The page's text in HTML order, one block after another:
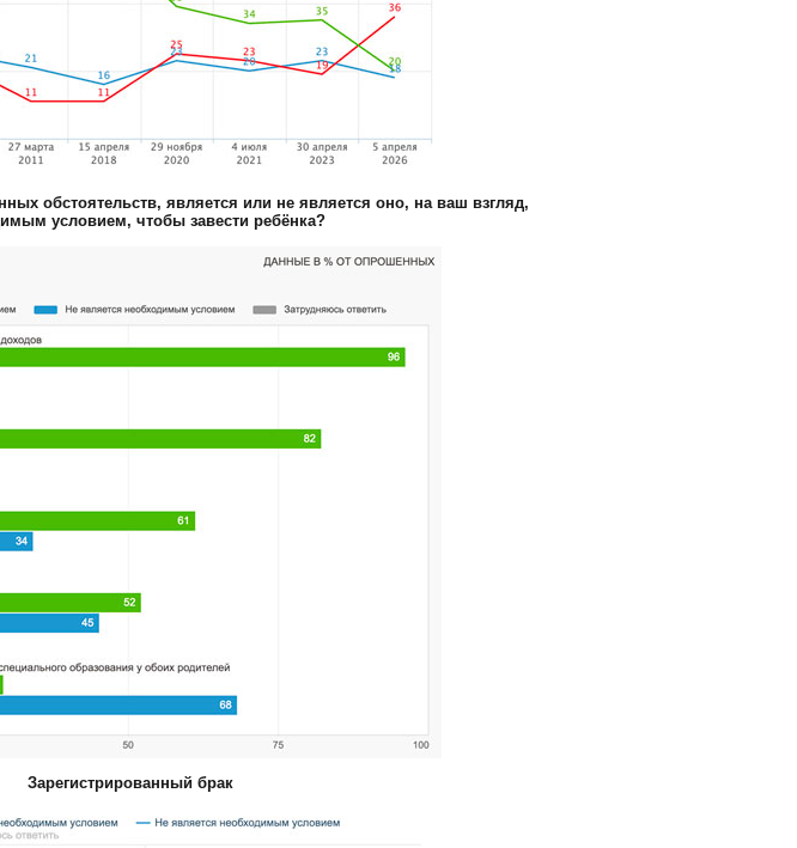
обстоятельств, является или не является оно, на ваш взгляд,
условием, чтобы завести ребёнка?
Зарегистрированный брак